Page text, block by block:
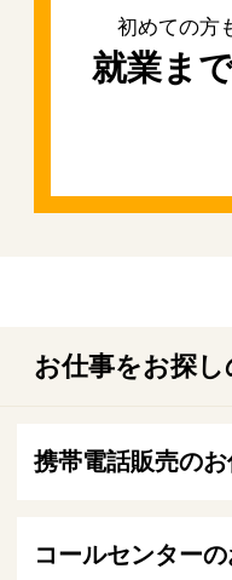
初めての方
就業ま
お仕事をお探し
携帯電話販売の
コールセンター